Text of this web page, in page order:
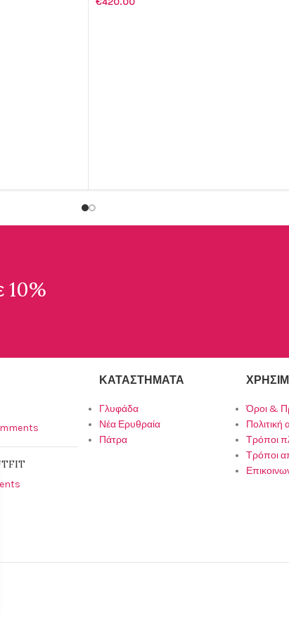
10%
ΚΑΤΑΣΤΉΜΑΤΑ
Γλυφάδα
Νέα Ερυθραία
Πάτρα
Όροι &
Τρόποι
Τρόποι